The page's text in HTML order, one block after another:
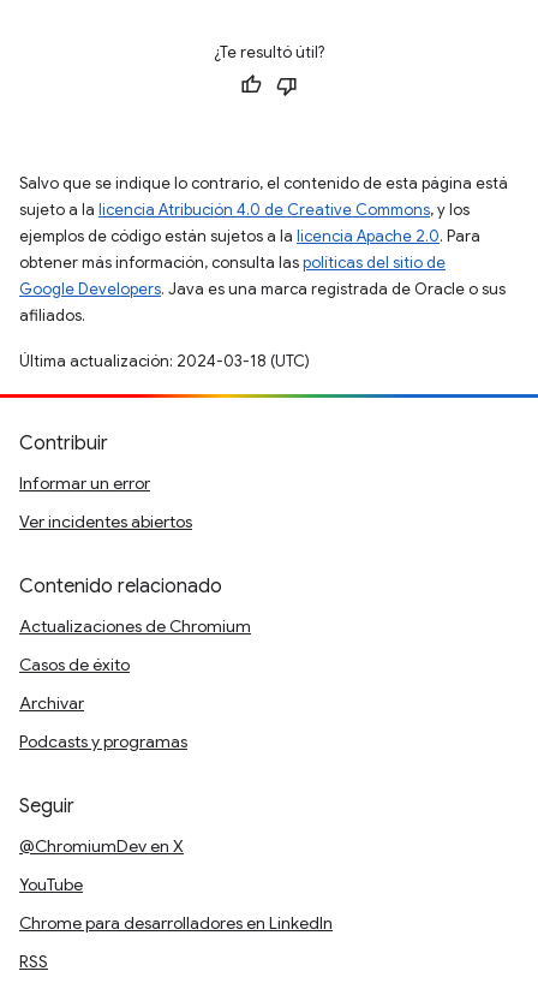
¿Te resultó útil?
Salvo que se indique lo contrario, el contenido de esta página está
sujeto a la licencia Atribución 4.0 de Creative Commons, y los
ejemplos de código están sujetos a la licencia Apache 2.0. Para
obtener más información, consulta laspolíticas del sitio de
Google Developers. Java es una marca registrada de Oracle o sus
afiliados.
Última actualización: 2024-03-18 (UTC)
Contribuir
Informar un error
Ver incidentes abiertos
Contenido relacionado
Actualizaciones de Chromium
Casos de éxito
Archivar
Podcasts y programas
Seguir
@ChromiumDev en X
YouTube
Chrome para desarrolladores en LinkedIn
RSS